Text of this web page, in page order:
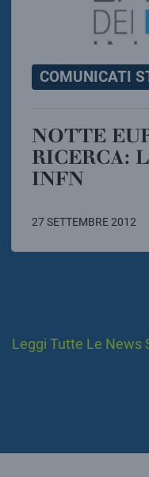
COMUNICATI
NOTTE EUROPEA DELLA
RICERCA:
INFN
27 SETTEMBRE 2012
Leggi Tutte Le News